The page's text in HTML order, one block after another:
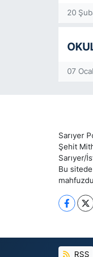
20
07
Sarıyer
Şehit
Sarıyer/
Bu
RSS